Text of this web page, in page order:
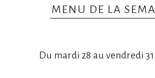
MENU DE LA
Du mardi 28 au vendredi